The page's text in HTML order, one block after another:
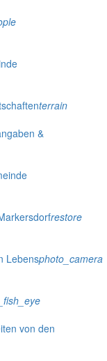
terrain
&
restore
Lebensphoto_camera
von den